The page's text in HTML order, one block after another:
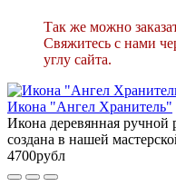
Так же можно
Свяжитесь с нами
углу сайта.
Икона "Ангел Хранитель"
Икона деревянная
создана в нашей
4700рубл